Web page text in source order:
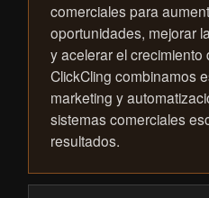
comerciales para
oportunidades, mejorar
y acelerar el crecimiento
ClickCling combinamos
marketing y
sistemas comerciales
resultados.